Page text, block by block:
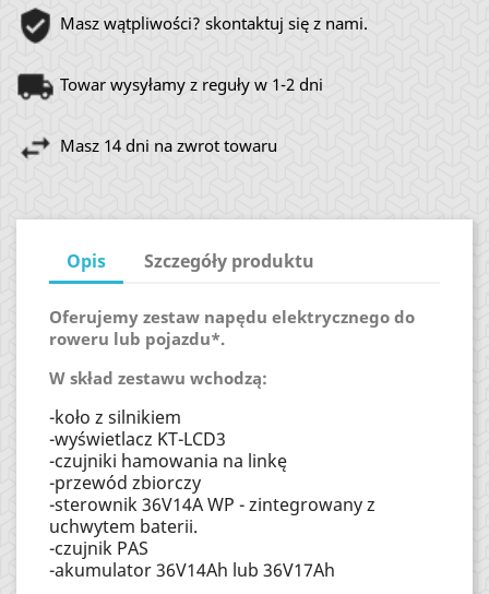
Masz wątpliwości? skontaktuj się z nami.
Towar wysyłamy z reguły w 1-2 dni
Masz 14 dni na zwrot towaru
Opis Szczegóły produktu
Oferujemy zestaw napędu elektrycznego do
roweru lub pojazdu*.
W skład zestawu wchodzą:
-koło z silnikiem
-wyświetlacz KT-LCD3
-czujniki hamowania na linkę
-przewód zbiorczy
-sterownik 36V14A WP - zintegrowany z
uchwytem baterii.
-czujnik PAS
-akumulator 36V14Ah lub 36V17Ah